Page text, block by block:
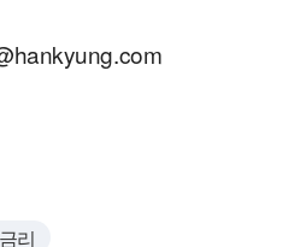
금리